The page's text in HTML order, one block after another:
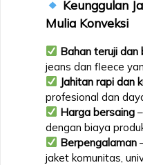
Keunggulan
Mulia Konveksi
Bahan teruji dan
jeans dan fleece
Jahitan rapi dan
profesional dan
Harga bersaing
dengan biaya
Berpengalaman
jaket komunitas,